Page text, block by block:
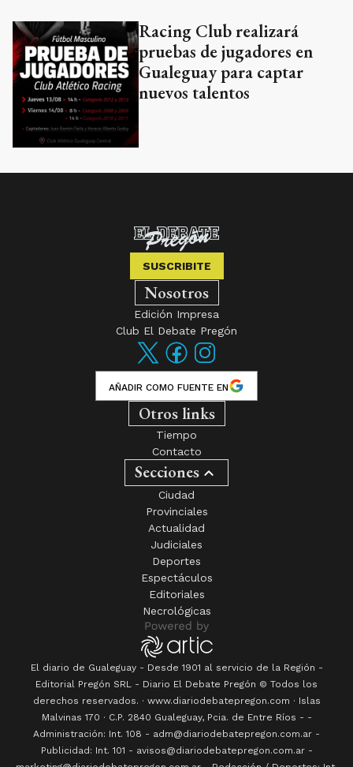
Racing Club realizará
pruebas de jugadores en
Gualeguay para captar
nuevos talentos
SUSCRIBITE
Nosotros
Edición Impresa
Club El Debate Pregón
AÑADIR COMO FUENTE EN
Otros links
Tiempo
Contacto
Secciones
Ciudad
Provinciales
Actualidad
Judiciales
Deportes
Espectáculos
Editoriales
Necrológicas
El diario de Gualeguay - Desde 1901 al servicio de la Región -
Editorial Pregón SRL
- Diario El Debate Pregón © Todos los
derechos reservados. · www.diariodebatepregon.com · Islas
Malvinas 170 · C.P. 2840 Gualeguay, Pcia. de Entre Ríos - -
Administración: Int. 108 - adm@diariodebatepregon.com.ar -
Publicidad: Int. 101 - avisos@diariodebatepregon.com.ar -